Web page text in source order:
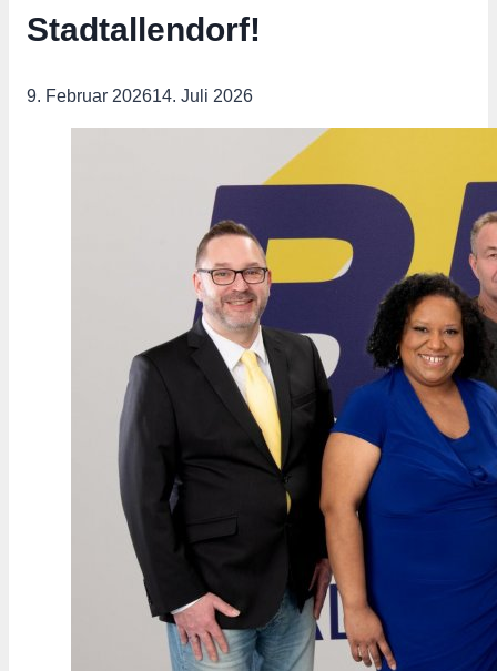
Stadtallendorf!
9. Februar 202614. Juli 2026